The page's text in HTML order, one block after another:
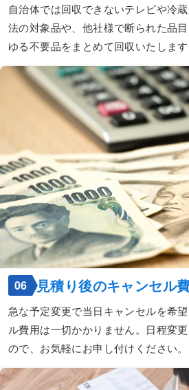
自治体では回収できないテレビや冷
法の対象品や、他社様で断られた品
ゆる不要品をまとめて回収いたします
06 見積り後のキャンセル
急な予定変更で当日キャンセルを希
ル費用は一切かかりません。日程変
ので、お気軽にお申し付けください。